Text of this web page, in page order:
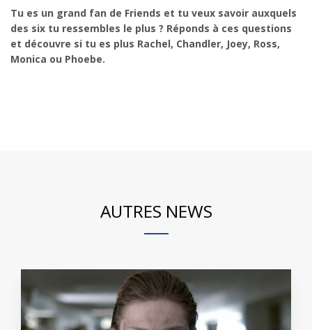
Tu es un grand fan de Friends et tu veux savoir auxquels
des six tu ressembles le plus ? Réponds à ces questions
et découvre si tu es plus Rachel, Chandler, Joey, Ross,
Monica ou Phoebe.
AUTRES NEWS